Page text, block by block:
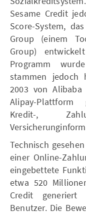
Sesame Credit
Score-System,
Group (einem
Group)
Programm
stammen jedoch
2003 von
Alipay-Plattform
Kredit-,
Technisch
einer Online-
eingebettete
etwa 520
Credit
Benutzer. Die